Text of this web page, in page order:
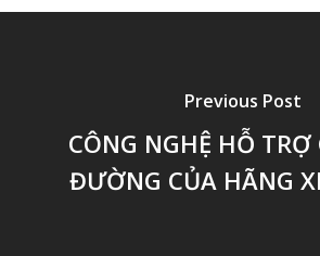
Previous Post
CÔNG NGHỆ HỖ
ĐƯỜNG CỦA HÃNG